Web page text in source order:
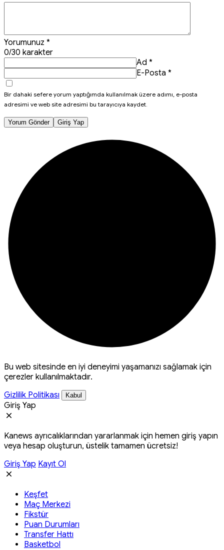
Yorumunuz *
0/30 karakter
Ad *
E-Posta *
Bir dahaki sefere yorum yaptığımda kullanılmak üzere adımı, e-posta
adresimi ve web site adresimi bu tarayıcıya kaydet.
Yorum Gönder Giriş Yap
Bu web sitesinde en iyi deneyimi yaşamanızı sağlamak için
çerezler kullanılmaktadır.
Gizlilik Politikası
Kabul
Giriş Yap
Kanews ayrıcalıklarından yararlanmak için hemen giriş yapın
veya hesap oluşturun, üstelik tamamen ücretsiz!
Giriş Yap Kayıt Ol
Keşfet
Maç Merkezi
Fikstür
Puan Durumları
Transfer Hattı
Basketbol